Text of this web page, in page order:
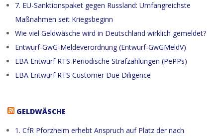
7. EU-Sanktionspaket gegen Russland: Umfangreichste
Maßnahmen seit Kriegsbeginn
Wie viel Geldwäsche wird in Deutschland wirklich gemeldet?
Entwurf-GwG-Meldeverordnung (Entwurf-GwGMeldV)
EBA Entwurf RTS Periodische Strafzahlungen (PePPs)
EBA Entwurf RTS Customer Due Diligence
GELDWÄSCHE
1. CfR Pforzheim erhebt Anspruch auf Platz der nach